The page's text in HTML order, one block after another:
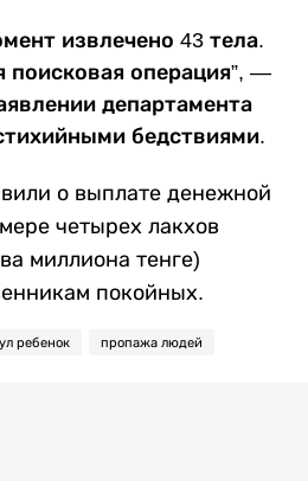
извлечено 43 тела.
поисковая операция”, —
департамента
бедствиями.
о выплате денежной
четырех лакхов
миллиона тенге)
покойных.
ребенок пропажа людей